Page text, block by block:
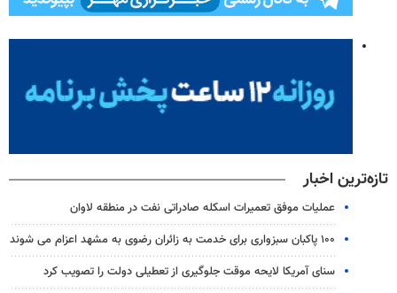
تازه‌ترین اخبار
عملیات موفق تعمیرات اسکله صادراتی نفت در منطقه لاوان
۱۰۰ پاکبان سبزواری برای خدمت به زائران رضوی به مشهد اعزام می شوند
سنای آمریکا لایحه موقت جلوگیری از تعطیلی دولت را تصویب کرد